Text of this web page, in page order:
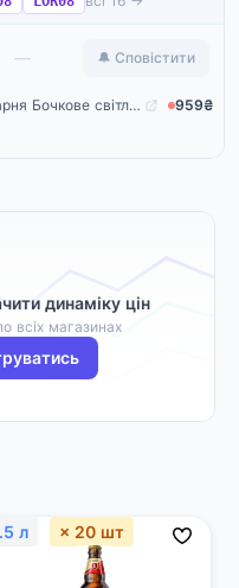
— 🔔 Сповістити
Упаковка пива Перша приватна броварня Бочкове світле фільтроване 4.8% 0.5 л x 24 шт. (4820046962249)
959₴
динаміку цін
всіх магазинах
л × 20 шт